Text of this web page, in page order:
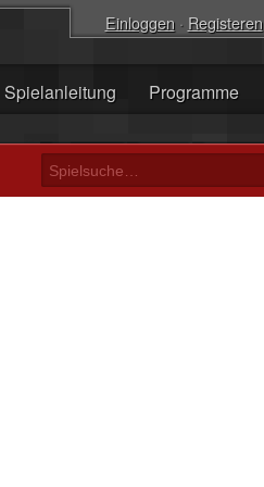
Einloggen· Registeren
Spielanleitung Programme